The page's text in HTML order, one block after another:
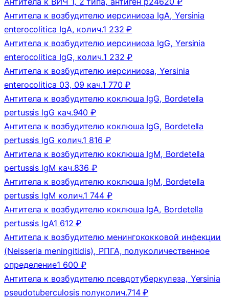
Антитела к возбудителю иерсиниоза IgA, Yersinia
enterocolitica IgA, колич.1 232 ₽
Антитела к возбудителю иерсиниоза IgG, Yersinia
enterocolitica IgG, колич.1 232 ₽
Антитела к возбудителю иерсиниоза, Yersinia
enterocolitica 03, 09 кач.1 770 ₽
Антитела к возбудителю коклюша IgG, Bordetella
pertussis lgG кач.940 ₽
Антитела к возбудителю коклюша IgG, Bordetella
pertussis lgG колич.1 816 ₽
Антитела к возбудителю коклюша IgM, Bordetella
pertussis lgM кач.836 ₽
Антитела к возбудителю коклюша IgM, Bordetella
pertussis lgM колич.1 744 ₽
Антитела к возбудителю коклюша IgА, Bordetella
pertussis lgА1 612 ₽
Антитела к возбудителю менингококковой инфекции
(Neisseria meningitidis), РПГА, полуколичественное
определение1 600 ₽
Антитела к возбудителю псевдотуберкулеза, Yersinia
pseudotuberculosis полуколич.714 ₽